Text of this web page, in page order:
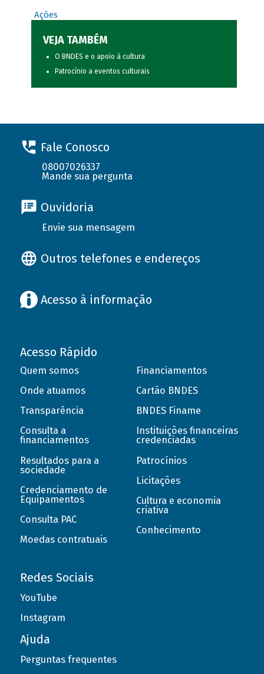
Ações
VEJA TAMBÉM
O BNDES e o apoio à cultura
Patrocínio a eventos culturais
Fale Conosco
08007026337
Mande sua pergunta
Ouvidoria
Envie sua mensagem
Outros telefones e endereços
Acesso à informação
Acesso Rápido
Quem somos
Onde atuamos
Transparência
Consulta a
financiamentos
Resultados para a
sociedade
Credenciamento de
Equipamentos
Consulta PAC
Moedas contratuais
Financiamentos
Cartão BNDES
BNDES Finame
Instituições financeiras
credenciadas
Patrocínios
Licitações
Cultura e economia
criativa
Conhecimento
Redes Sociais
YouTube
Instagram
Ajuda
Perguntas frequentes